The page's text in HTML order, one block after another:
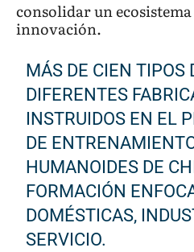
consolidar un
innovación.
MÁS DE CIEN TIPOS
DIFERENTES
INSTRUIDOS EN EL
DE
HUMANOIDES DE
FORMACIÓN
DOMÉSTICAS,
SERVICIO.